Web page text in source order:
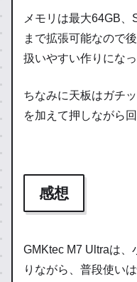
メモリは最大64GB
まで拡張可能なので
扱いやすい作りになっ
ちなみに天板はガチ
を加えて押しながら
感想
GMKtec M7 Ultraは
りながら、普段使い